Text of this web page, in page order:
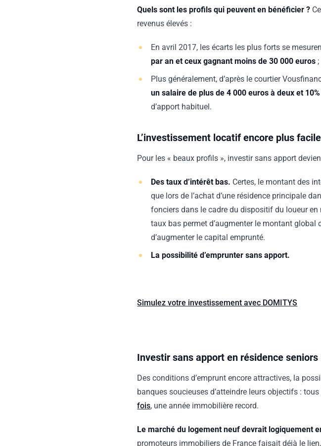
Quels sont les profils qui peuvent en bénéficier ?
revenus élevés :
En avril 2017, les écarts les plus forts se
par an et ceux gagnant moins de 30 000 euros ;
Plus généralement, d’après le courtier
un salaire de plus de 4 000 euros à deux et
d’apport habituel.
L’investissement locatif encore plus facile
Pour les « beaux profils », investir sans apport
Des taux d’intérêt bas. Certes, le montant des
que lors de l’achat d’une résidence principale
fonciers dans le cadre du dispositif du loueur
taux bas permet d’augmenter le montant global
d’augmenter le capital emprunté.
La possibilité d’emprunter sans apport.
Simulez votre investissement avec DOMITYS
Investir sans apport en résidence seniors
Des conditions d’emprunt encore attractives, la
banques soucieuses d’atteindre leurs objectifs :
fois, une année immobilière record.
Le marché du logement neuf devrait logiquement
promoteurs immobiliers de France faisait déjà le